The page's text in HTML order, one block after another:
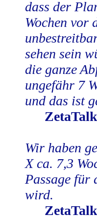
dass der
Wochen vor
sehen sein
die ganze
ungefähr 7
und das ist
Wir haben
X ca. 7,3
Passage für
wird.